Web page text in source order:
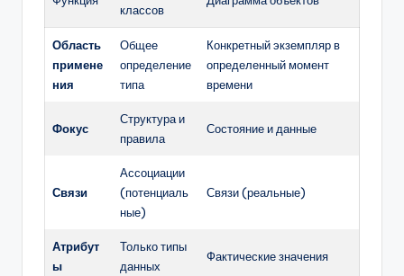
классов
Область
примене
ния
Общее
определение
типа
Конкретный экземпляр в
определенный момент
времени
Фокус
Структура и
правила
Состояние и данные
Связи
Ассоциации
(потенциаль
ные)
Связи (реальные)
Атрибут
ы
Только типы
данных
Фактические значения